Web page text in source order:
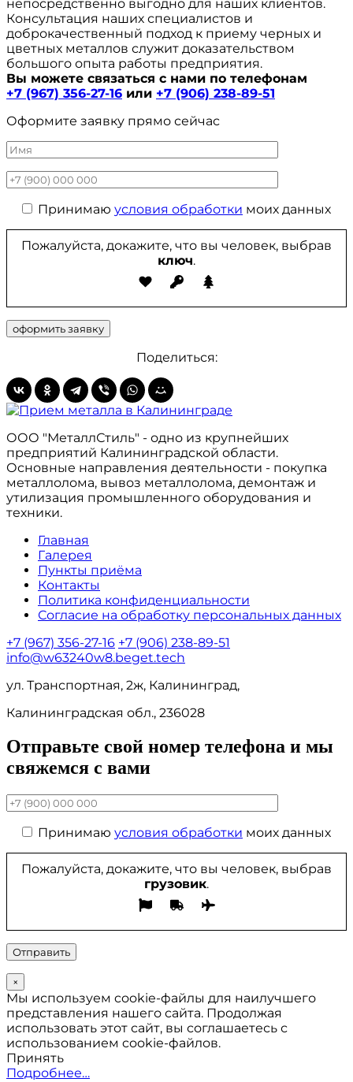
непосредственно выгодно для наших клиентов.
Консультация наших специалистов и
доброкачественный подход к приему черных и
цветных металлов служит доказательством
большого опыта работы предприятия.
Вы можете связаться с нами по телефонам
+7 (967) 356-27-16 или +7 (906) 238-89-51
Оформите заявку прямо сейчас
Принимаю условия обработки моих данных
Пожалуйста, докажите, что вы человек, выбрав
ключ.
Поделиться:
ООО "МеталлСтиль" - одно из крупнейших
предприятий Калининградской области.
Основные направления деятельности - покупка
металлолома, вывоз металлолома, демонтаж и
утилизация промышленного оборудования и
техники.
Главная
Галерея
Пункты приёма
Контакты
Политика конфиденциальности
Согласие на обработку персональных данных
+7 (967) 356-27-16 +7 (906) 238-89-51
info@w63240w8.beget.tech
ул. Транспортная, 2ж, Калининград,
Калининградская обл., 236028
Отправьте свой номер телефона и мы
свяжемся с вами
Принимаю условия обработки моих данных
Пожалуйста, докажите, что вы человек, выбрав
грузовик.
×
Мы используем cookie-файлы для наилучшего
представления нашего сайта. Продолжая
использовать этот сайт, вы соглашаетесь с
использованием cookie-файлов.
Принять
Подробнее…